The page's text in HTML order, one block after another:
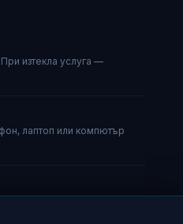
При изтекла услуга —
лаптоп или компютър